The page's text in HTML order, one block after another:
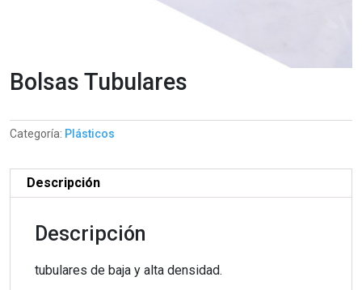
Bolsas Tubulares
Categoría: Plásticos
Descripción
Descripción
tubulares de baja y alta densidad.